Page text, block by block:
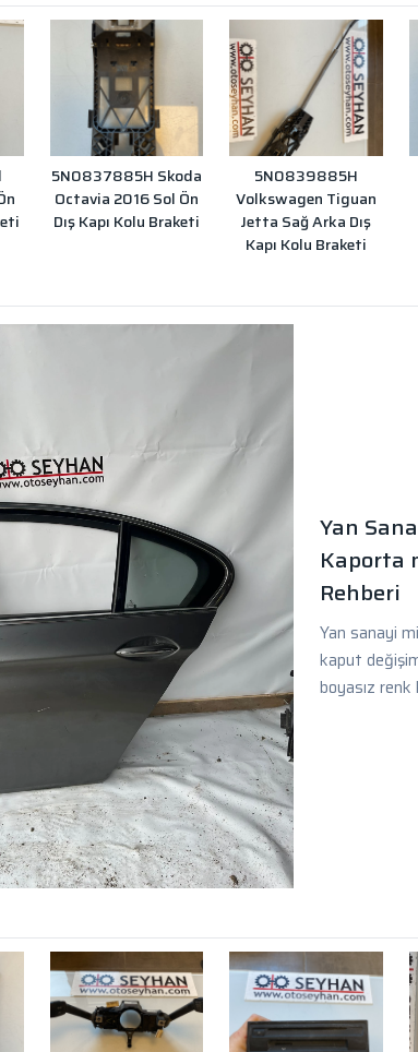
5N0837885H Skoda
Octavia 2016 Sol Ön
Dış Kapı Kolu Braketi
5N0839885H
Volkswagen Tiguan
Jetta Sağ Arka Dış
Kapı Kolu Braketi
Yan
Kaporta
Rehberi
Yan sanayi
kaput
boyasız